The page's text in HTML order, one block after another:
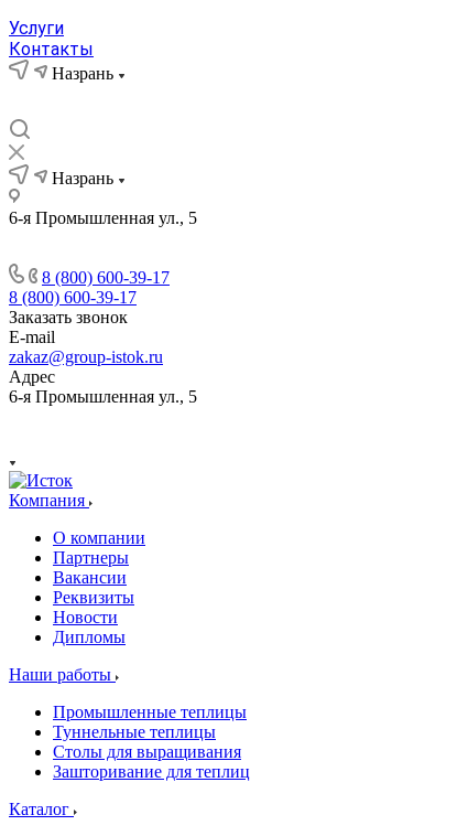
Услуги
Контакты
Назрань
Назрань
6-я Промышленная ул., 5
8 (800) 600-39-17
8 (800) 600-39-17
Заказать звонок
E-mail
zakaz@group-istok.ru
Адрес
6-я Промышленная ул., 5
Компания
О компании
Партнеры
Вакансии
Реквизиты
Новости
Дипломы
Наши работы
Промышленные теплицы
Туннельные теплицы
Столы для выращивания
Зашторивание для теплиц
Каталог